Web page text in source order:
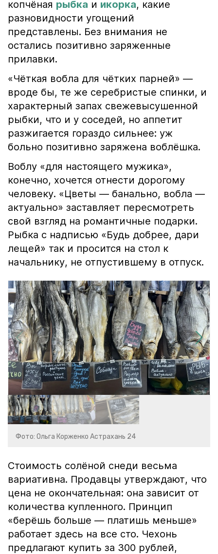
копчёная рыбка и икорка, какие
разновидности угощений
представлены. Без внимания не
остались позитивно заряженные
прилавки.
«Чёткая вобла для чётких парней» —
вроде бы, те же серебристые спинки, и
характерный запах свежевысушенной
рыбки, что и у соседей, но аппетит
разжигается гораздо сильнее: уж
больно позитивно заряжена воблёшка.
Воблу «для настоящего мужика»,
конечно, хочется отнести дорогому
человеку. «Цветы — банально, вобла —
актуально» заставляет пересмотреть
свой взгляд на романтичные подарки.
Рыбка с надписью «Будь добрее, дари
лещей» так и просится на стол к
начальнику, не отпустившему в отпуск.
Фото: Ольга Корженко Астрахань 24
Стоимость солёной снеди весьма
вариативна. Продавцы утверждают, что
цена не окончательная: она зависит от
количества купленного. Принцип
«берёшь больше — платишь меньше»
работает здесь на все сто. Чехонь
предлагают купить за 300 рублей,